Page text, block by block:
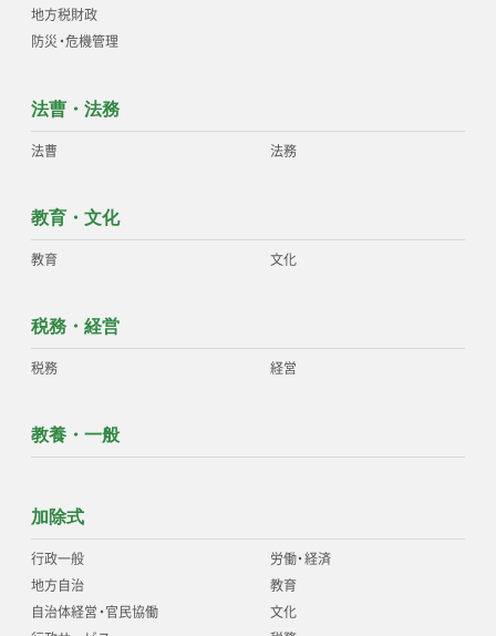
地方税財政
防災・危機管理
法曹・法務
法曹 法務
教育・文化
教育 文化
税務・経営
税務 経営
教養・一般
加除式
行政一般
地方自治
自治体経営・官民協働
労働・経済
教育
文化